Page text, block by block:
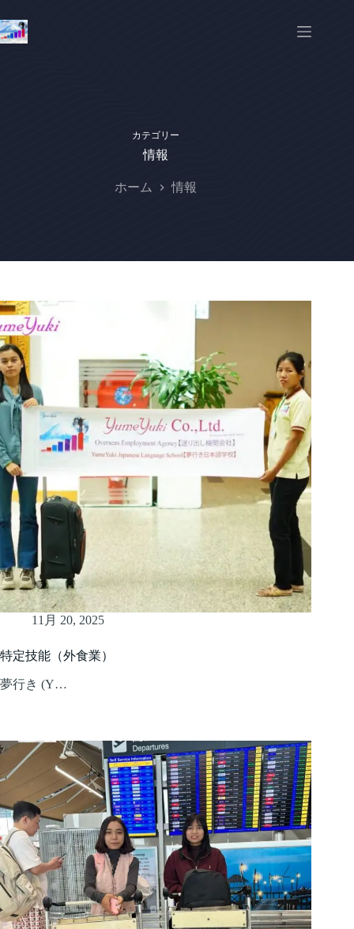
カテゴリー
情報
ホーム 情報
11月 20, 2025
特定技能（外食業）
夢行き (Y…